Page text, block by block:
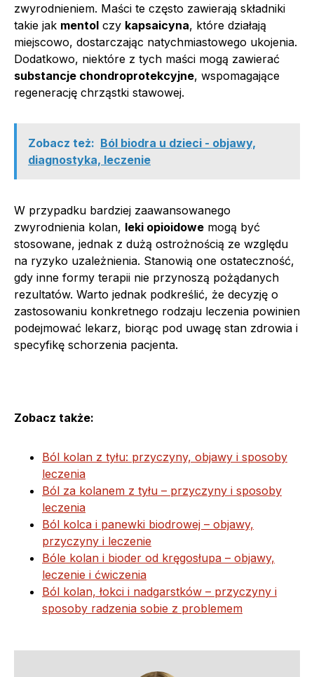
zwyrodnieniem. Maści te często zawierają składniki
takie jak mentol czy kapsaicyna, które działają
miejscowo, dostarczając natychmiastowego ukojenia.
Dodatkowo, niektóre z tych maści mogą zawierać
substancje chondroprotekcyjne, wspomagające
regenerację chrząstki stawowej.
Zobacz też: Ból biodra u dzieci - objawy,
diagnostyka, leczenie
W przypadku bardziej zaawansowanego
zwyrodnienia kolan, leki opioidowe mogą być
stosowane, jednak z dużą ostrożnością ze względu
na ryzyko uzależnienia. Stanowią one ostateczność,
gdy inne formy terapii nie przynoszą pożądanych
rezultatów. Warto jednak podkreślić, że decyzję o
zastosowaniu konkretnego rodzaju leczenia powinien
podejmować lekarz, biorąc pod uwagę stan zdrowia i
specyfikę schorzenia pacjenta.
Zobacz także:
Ból kolan z tyłu: przyczyny, objawy i sposoby
leczenia
Ból za kolanem z tyłu – przyczyny i sposoby
leczenia
Ból kolca i panewki biodrowej – objawy,
przyczyny i leczenie
Bóle kolan i bioder od kręgosłupa – objawy,
leczenie i ćwiczenia
Ból kolan, łokci i nadgarstków – przyczyny i
sposoby radzenia sobie z problemem